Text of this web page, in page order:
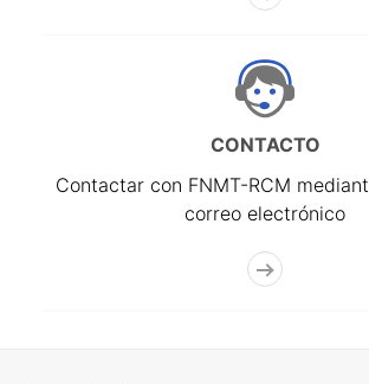
CONTACTO
Contactar con FNMT-RCM
correo electrónico